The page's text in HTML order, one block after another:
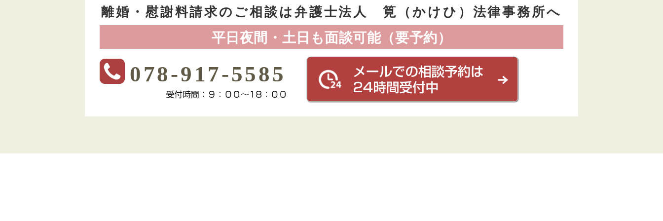
離婚・慰謝料請求のご相談は弁護士法人 筧（かけひ） 法律事務所へ
平日夜間・土日も面談可能（要予約）
078-917-5585